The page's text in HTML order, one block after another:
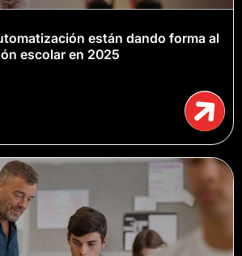
están dando forma al
escolar en 2025